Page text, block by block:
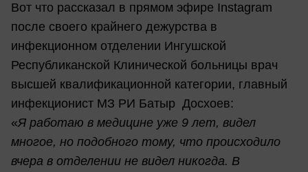
Вот что рассказал в прямом эфире Instagram
после своего крайнего дежурства в
инфекционном отделении Ингушской
Республиканской Клинической больницы врач
высшей квалификационной категории, главный
инфекционист МЗ РИ Батыр Досхоев:
«Я работаю в медицине уже 9 лет, видел
многое, но подобного тому, что происходило
вчера в отделении не видел никогда. В